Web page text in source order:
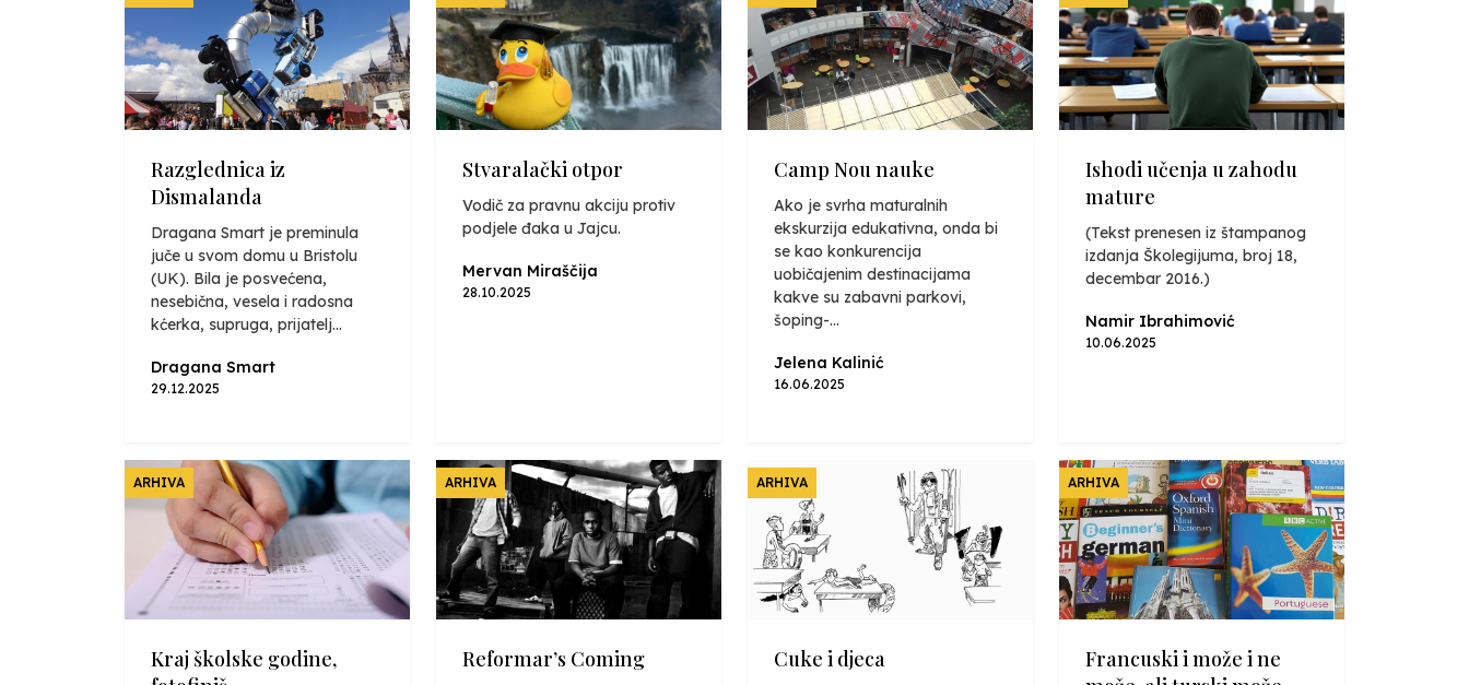
Razglednica iz
Dismalanda
Dragana Smart je preminula
juče u svom domu u Bristolu
(UK). Bila je posvećena,
nesebična, vesela i radosna
kćerka, supruga, prijatelj...
Dragana Smart
29.12.2025
Stvaralački otpor
Vodič za pravnu akciju protiv
podjele đaka u Jajcu.
Mervan Miraščija
28.10.2025
Camp Nou nauke
Ako je svrha maturalnih
ekskurzija edukativna, onda bi
se kao konkurencija
uobičajenim destinacijama
kakve su zabavni parkovi,
šoping-...
Jelena Kalinić
16.06.2025
Ishodi učenja u zahodu
mature
(Tekst prenesen iz štampanog
izdanja Školegijuma, broj 18,
decembar 2016.)
Namir Ibrahimović
10.06.2025
ARHIVA
Kraj školske godine,
ARHIVA
Reformar’s Coming
ARHIVA
Cuke i djeca
ARHIVA
Francuski i može i ne